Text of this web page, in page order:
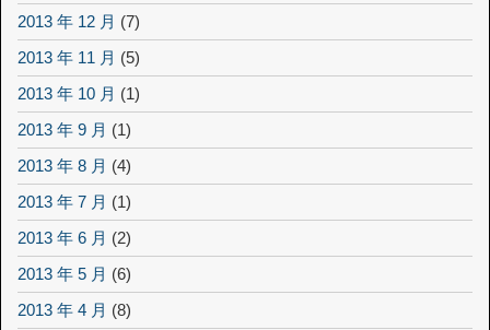
2013 年 12 月 (7)
2013 年 11 月 (5)
2013 年 10 月 (1)
2013 年 9 月 (1)
2013 年 8 月 (4)
2013 年 7 月 (1)
2013 年 6 月 (2)
2013 年 5 月 (6)
2013 年 4 月 (8)